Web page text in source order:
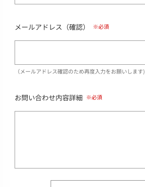
メールアドレス（確認）
（メールアドレス確認のため再度入力をお願いします)
お問い合わせ内容詳細